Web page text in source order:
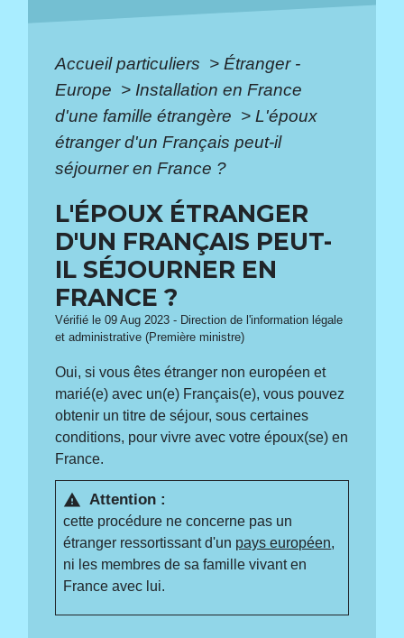
Accueil particuliers > Étranger -
Europe > Installation en France
d'une famille étrangère > L'époux
étranger d'un Français peut-il
séjourner en France ?
L'ÉPOUX ÉTRANGER
D'UN FRANÇAIS PEUT-
IL SÉJOURNER EN
FRANCE ?
Vérifié le 09 Aug 2023 - Direction de l'information légale
et administrative (Première ministre)
Oui, si vous êtes étranger non européen et
marié(e) avec un(e) Français(e), vous pouvez
obtenir un titre de séjour, sous certaines
conditions, pour vivre avec votre époux(se) en
France.
warning Attention :
cette procédure ne concerne pas un
étranger ressortissant d'un pays européen,
ni les membres de sa famille vivant en
France avec lui.